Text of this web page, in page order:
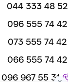
044 333 48 52
096 555 74 42
073 555 74 42
066 555 74 42
096 967 55 31